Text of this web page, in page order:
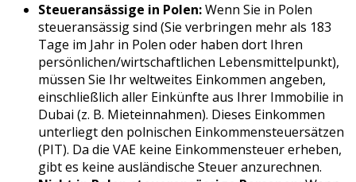
Steueransässige in Polen:Wenn Sie in Polen
steueransässig sind (Sie verbringen mehr als 183
Tage im Jahr in Polen oder haben dort Ihren
persönlichen/wirtschaftlichen Lebensmittelpunkt),
müssen Sie Ihr weltweites Einkommen angeben,
einschließlich aller Einkünfte aus Ihrer Immobilie in
Dubai (z. B. Mieteinnahmen). Dieses Einkommen
unterliegt den polnischen Einkommensteuersätzen
(PIT). Da die VAE keine Einkommensteuer erheben,
gibt es keine ausländische Steuer anzurechnen.